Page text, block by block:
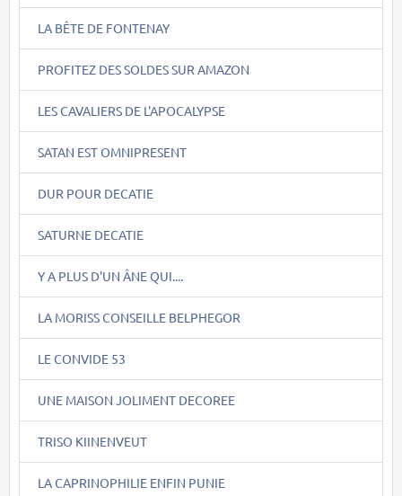
LA BÊTE DE FONTENAY
PROFITEZ DES SOLDES SUR AMAZON
LES CAVALIERS DE L'APOCALYPSE
SATAN EST OMNIPRESENT
DUR POUR DECATIE
SATURNE DECATIE
Y A PLUS D'UN ÂNE QUI....
LA MORISS CONSEILLE BELPHEGOR
LE CONVIDE 53
UNE MAISON JOLIMENT DECOREE
TRISO KIINENVEUT
LA CAPRINOPHILIE ENFIN PUNIE